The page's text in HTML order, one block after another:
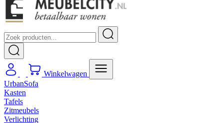
Winkelwagen
UrbanSofa
Kasten
Tafels
Zitmeubels
Verlichting